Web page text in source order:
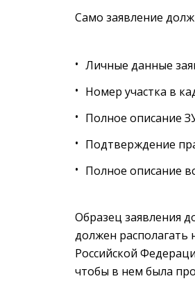
Само заявление
Личные данные
Номер участка в
Полное описание
Подтверждение
Полное описание
Образец заявления
должен располагать
Российской
чтобы в нем была